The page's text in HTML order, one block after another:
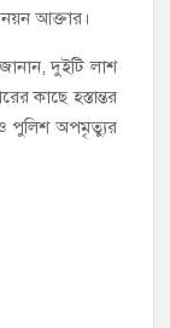
আক্তার।
দুইটি লাশ
কাছে হস্তান্তর
পুলিশ অপমৃত্যুর